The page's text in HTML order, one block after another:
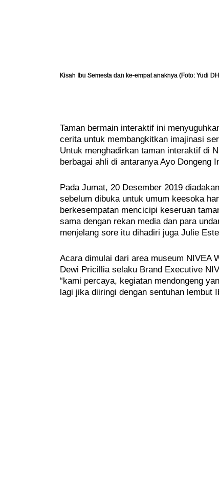
Kisah Ibu Semesta dan ke-empat anaknya (Foto: Yudi
Taman bermain interaktif ini
cerita untuk membangkitkan imajinasi
Untuk menghadirkan taman interaktif di
berbagai ahli di antaranya Ayo Dongeng
Pada Jumat, 20 Desember 2019
sebelum dibuka untuk umum keesoka
berkesempatan mencicipi keseruan
sama dengan rekan media dan para
menjelang sore itu dihadiri juga Julie
Acara dimulai dari area museum NIVEA
Dewi Pricillia selaku Brand Executive
“kami percaya, kegiatan mendongeng
lagi jika diiringi dengan sentuhan lembut